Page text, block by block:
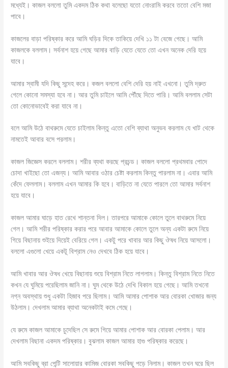
মধ্যেই। কাজল বললো তুমি একদম ঠিক কথা বলেছো যতো নোংরামি করবে ততো বেশি মজা
পাবে।
কাজলের বাড়া পরিষ্কার করে আমি ঘড়ির দিকে তাকিয়ে দেখি ১১ টা বেজে গেছে। আমি
কাজলকে বললাম। সর্বনাশ হয়ে গেছে আমার বাড়ি যেতে যেতে তো এখন অনেক দেরি হয়ে
যাবে।
আমার স্বামী যদি কিছু সন্দেহ করে। কজল বললো বেশি দেরি হয় নাই এখনো। তুমি দ্রুত
গেলে কোনো সমস্যা হবে না। আর তুমি চাইলে আমি পৌঁছে দিতে পারি। আমি বললাম সেটা
তো কোনোভাবেই করা যাবে না।
বলে আমি উঠে বাথরুমে যেতে চাইলাম কিন্তু এতো বেশি ব্যাথা অনুভব করলাম যে খাট থেকে
নামতেই আবার বসে পরলাম।
কাজল জিজ্ঞেস করলে বললাম। শরীর ব্যথা করছে প্রচন্ড। কাজল বললো প্রথমবার পোদে
চোদা খাইছো তো এজন্য। আমি আবার ওঠার চেষ্টা করলাম কিন্তু পারলাম না। এবার আমি
কেঁদে ফেললাম। বললাম এখন আমার কি হবে। বাড়িতে না যেতে পারলে তো আমার সর্বনাশ
হয়ে যাবে।
কাজল আমার ঘাড়ে হাত রেখে শান্তনা দিল। তারপরে আমাকে কোলে তুলে বাথরুমে নিয়ে
গেল। আমি শরীর পরিষ্কার করার পরে আবার আমাকে কোলে তুলে অন্য একটা রুমে নিয়ে
গিয়ে বিছানায় শুইয়ে দিয়েই বেরিয়ে গেল। একটু পরে খাবার আর কিছু ঔষধ নিয়ে আসলো।
বললো এগুলো খেয়ে একটূ বিশ্রাম নেও দেখবে ঠিক হয়ে যাবে।
আমি খাবার আর ঔষধ খেয়ে বিছানায় শুয়ে বিশ্রাম নিতে লাগলাম। কিন্তু বিশ্রাম নিতে নিতে
কখন যে ঘুমিয়ে পরেছিলাম জানি না। ঘুম থেকে উঠে দেখি বিকাল হয়ে গেছে। আমি তখনো
নগ্ন অবস্থায় শুধু একটা হিজাব পরে ছিলাম। আমি আমার পোশাক আর বোরকা খোজার জন্য
উঠলাম। দেখলাম আমার ব্যাথা অনেকটাই কমে গেছে।
যে রুমে কাজল আমাকে চুদেছিল সে রুমে গিয়ে আমার পোশাক আর বোরকা পেলাম। আর
দেখলাম বিছানা একদম পরিষ্কার। বুঝলাম কাজল আমার হাগু পরিষ্কার করেছে।
আমি সবকিছু ব্রা পেন্টি সালোয়ার কামিজ বোরকা সবকিছু পড়ে নিলাম। কাজল তখন ঘরে ছিল